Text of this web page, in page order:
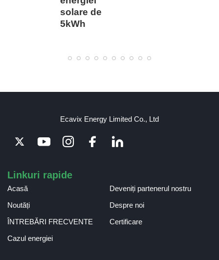
solare de
5kWh
Ecavix Energy Limited Co., Ltd
Linkuri rapide
Acasă
Deveniți partenerul nostru
Noutăți
Despre noi
ÎNTREBĂRI FRECVENTE
Certificare
Cazul energiei